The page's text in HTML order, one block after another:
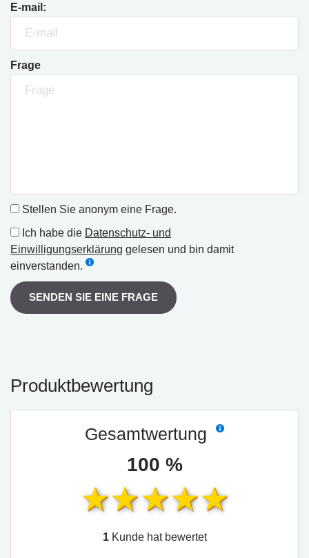
E-mail:
Frage
Stellen Sie anonym eine Frage.
Ich habe die Datenschutz- und
Einwilligungserklärung gelesen und bin damit
einverstanden.
SENDEN SIE EINE FRAGE
Produktbewertung
Gesamtwertung
100 %
1Kunde hat bewertet